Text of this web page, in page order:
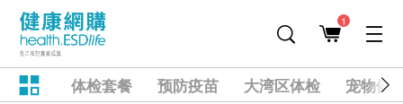
1
体检套餐 预防疫苗 大湾区体检
宠物健